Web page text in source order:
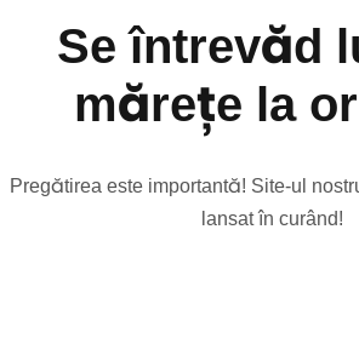
Se întrevăd
mărețe la
Pregătirea este importantă! Site-ul
lansat în curând!